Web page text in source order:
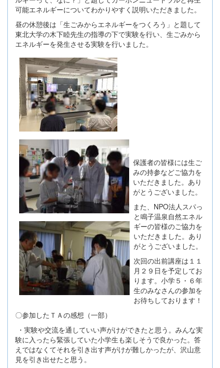
可能エネルギーについてわかりやすく説明いただきました。
昼の休憩後は「生ごみからエネルギーをつくろう」と題して
東北大学の木下睦先生の指導の下で実験を行い、生ごみから
エネルギーを発生させる実験を行いました。
保護者の皆様には生ご
みの持参などご協力を
いただきました。あり
がとうございました。
また、NPO法人スパっ
と鳴子温泉自然エネル
ギーの皆様のご協力を
いただきました。あり
がとうございました。
次回の出前講座は１１
月２９日を予定してお
ります。小学５・６年
生のみなさんの参加を
お待ちしております！
〇参加したＴＡの感想（一部）
・実験や交流を通していい声がけができたと思う。みんな実
験に入ったら緊張していた小学生も楽しそうで良かった。答
えではなくてそれを引き出す声がけが難しかったが、沢山意
見を引き出せたと思う。